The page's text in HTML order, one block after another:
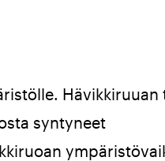
Hävikkiruuan
syntyneet